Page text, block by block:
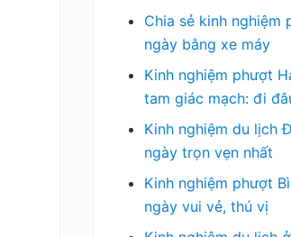
Chia sẻ kinh nghiệm
ngày bằng xe máy
Kinh nghiệm phượt
tam giác mạch: đi
Kinh nghiệm du lịch
ngày trọn vẹn nhất
Kinh nghiệm phượt
ngày vui vẻ, thú vị